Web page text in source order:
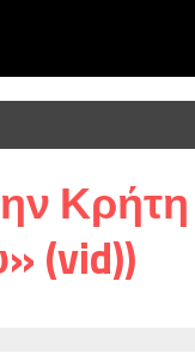
Κρήτη
(vid))